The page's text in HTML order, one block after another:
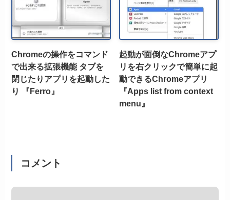
Chromeの操作をコマンド
で出来る拡張機能 タブを
閉じたりアプリを起動した
り 『Ferro』
起動が面倒なChromeアプ
リを右クリックで簡単に起
動できるChromeアプリ
『Apps list from context
menu』
コメント